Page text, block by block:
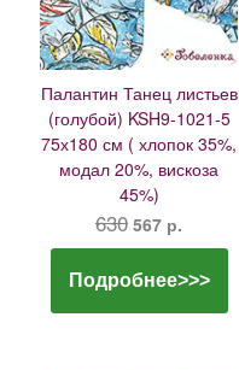
Палантин Танец листьев
(голубой) KSH9-1021-5
75х180 см ( хлопок 35%,
модал 20%, вискоза
45%)
630 567 р.
Подробнее>>>